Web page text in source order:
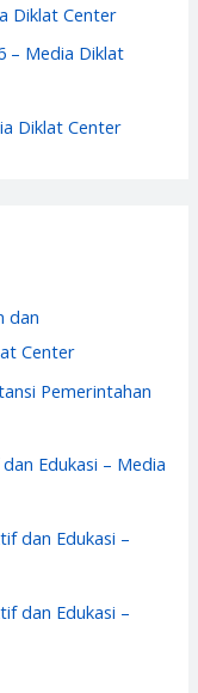
Diklat Center
– Media Diklat
Diklat Center
dan
Center
Pemerintahan
Edukasi – Media
dan Edukasi –
dan Edukasi –